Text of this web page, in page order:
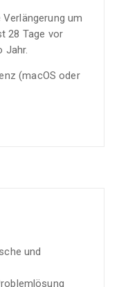
um
28 Tage vor
Jahr.
(macOS oder
und